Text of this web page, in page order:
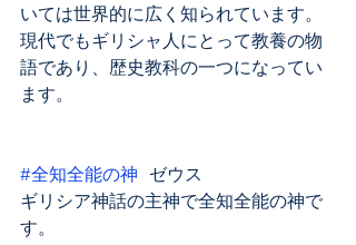
いては世界的に広く知られています。
現代でもギリシャ人にとって教養の物
語であり、歴史教科の一つになってい
ます。
#全知全能の神 ゼウス
ギリシア神話の主神で全知全能の神で
す。